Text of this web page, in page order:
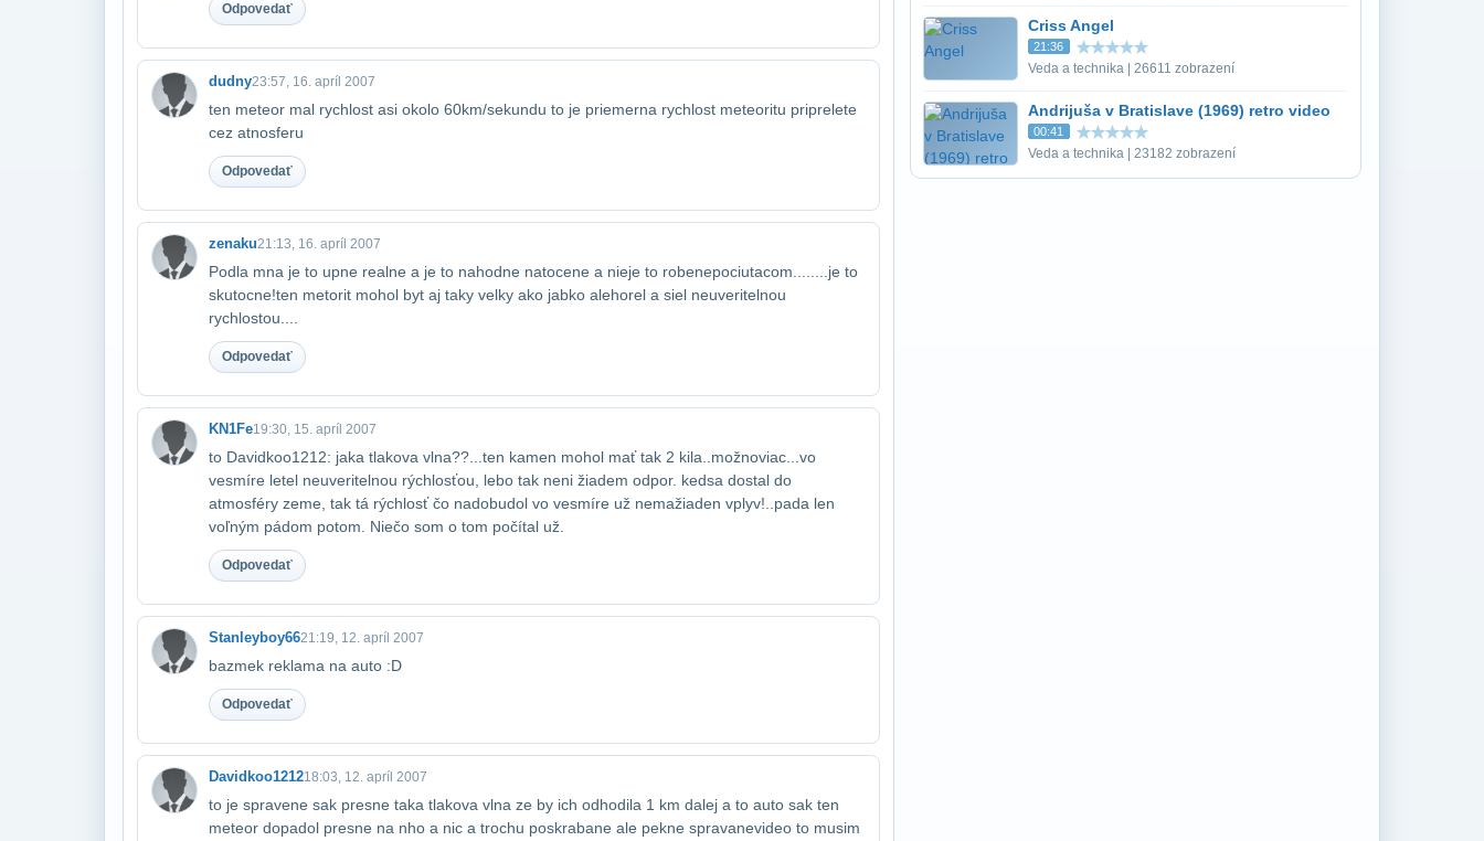
Odpovedať
dudny23:57, 16. apríl 2007
ten meteor mal rychlost asi okolo 60km/sekundu to je priemerna rychlost meteoritu pri​prelete
cez atnosferu
Odpovedať
zenaku21:13, 16. apríl 2007
Podla mna je to upne realne a je to nahodne natocene a nieje to robene​pociutacom........je to
skutocne!ten metorit mohol byt aj taky velky ako jabko ale​horel a siel neuveritelnou
rychlostou....
Odpovedať
KN1Fe19:30, 15. apríl 2007
to Davidkoo1212: jaka tlakova vlna??...ten kamen mohol mať tak 2 kila..možno​viac...vo
vesmíre letel neuveritelnou rýchlosťou, lebo tak neni žiadem odpor. ked​sa dostal do
atmosféry zeme, tak tá rýchlosť čo nadobudol vo vesmíre už nema​žiaden vplyv!..pada len
voľným pádom potom. Niečo som o tom počítal už.
Odpovedať
Stanleyboy6621:19, 12. apríl 2007
bazmek reklama na auto :D
Odpovedať
Davidkoo121218:03, 12. apríl 2007
to je spravene sak presne taka tlakova vlna ze by ich odhodila 1 km dalej a to auto ​sak ten
meteor dopadol presne na nho a nic a trochu poskrabane ale pekne spravane​video to musim
Criss Angel
21:36
Veda a technika | 26611 zobrazení
Andrijuša v Bratislave (1969) retro video
00:41
Veda a technika | 23182 zobrazení